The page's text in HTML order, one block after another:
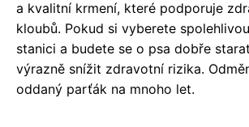
a kvalitní krmení, které podporuje
kloubů. Pokud si vyberete
stanici a budete se o psa dobře
výrazně snížit zdravotní rizika.
oddaný parťák na mnoho let.